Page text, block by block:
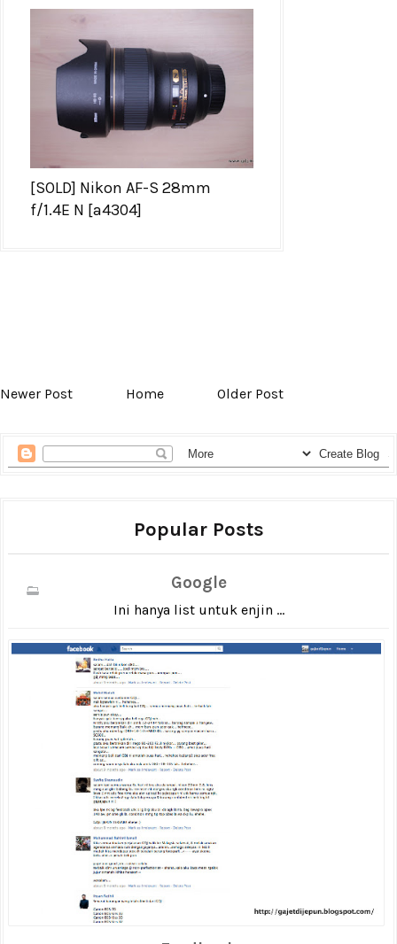
[SOLD] Nikon AF-S 28mm
f/1.4E N [a4304]
Newer Post Home Older Post
Popular Posts
Google
Ini hanya list untuk enjin ...